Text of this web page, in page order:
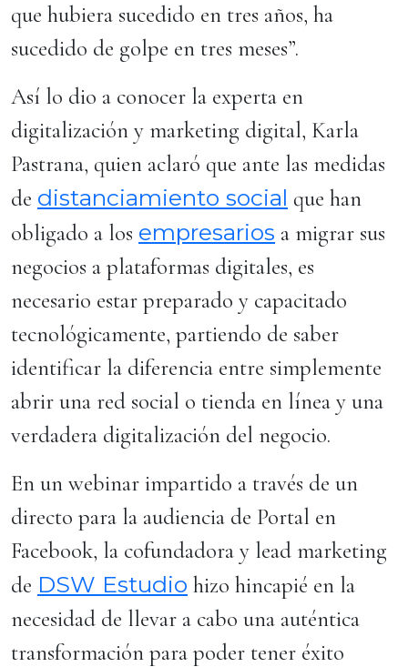
que hubiera sucedido en tres años, ha
sucedido de golpe en tres meses”.
Así lo dio a conocer la experta en
digitalización y marketing digital, Karla
Pastrana, quien aclaró que ante las medidas
de distanciamiento social que han
obligado a los empresarios a migrar sus
negocios a plataformas digitales, es
necesario estar preparado y capacitado
tecnológicamente, partiendo de saber
identificar la diferencia entre simplemente
abrir una red social o tienda en línea y una
verdadera digitalización del negocio.
En un webinar impartido a través de un
directo para la audiencia de Portal en
Facebook, la cofundadora y lead marketing
de DSW Estudio hizo hincapié en la
necesidad de llevar a cabo una auténtica
transformación para poder tener éxito